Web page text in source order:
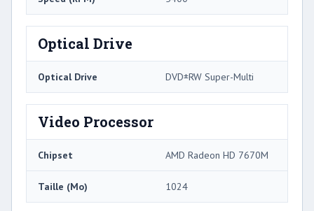
Optical Drive
Optical Drive DVD±RW Super-Multi
Video Processor
Chipset AMD Radeon HD 7670M
Taille (Mo) 1024